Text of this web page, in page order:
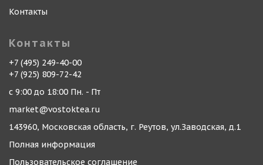
Контакты
Контакты
+7 (495) 249-40-00
+7 (925) 809-72-42
с 9:00 до 18:00 Пн. - Пт
market@vostoktea.ru
143960, Московская область, г. Реутов, ул.Заводская, д.1
Полная информация
Пользовательское соглашение